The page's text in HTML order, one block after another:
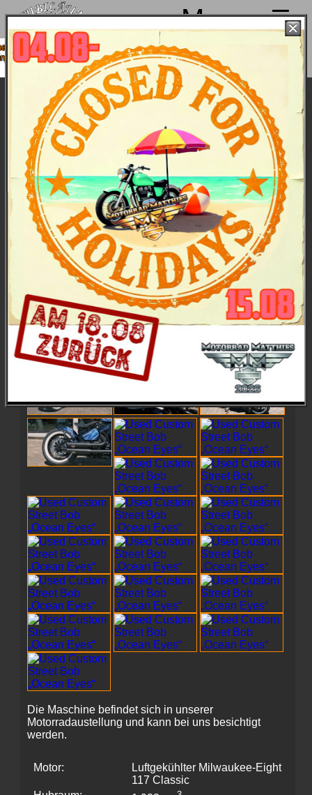
Menu
von 4. bis 15.08. Sommerpause
18.08. wieder mit voller Power für
Used Custom Street Bob „Ocean Eyes“
Bilder Technische Daten
Ein Motorrad, das Dich packt und nicht wieder
loslässt. Wind um die Nase & Meer unterm Hintern.
Der Harley-Traum unserer Chefin Nina wurde zum
35. Jubiläum von Harley-Davidson Tuttlingen (MM
91) Motorrad."
Diese Custom Street Bob „Ocean Eyes“
finanzieren? Kein Thema, da haben wir attraktive
Konditionen - sprich' uns an.
Preis: 34.999,-- €
Die Maschine befindet sich in unserer
Motorradaustellung und kann bei uns besichtigt
werden.
Motor:
Luftgekühlter Milwaukee-Eight
117 Classic